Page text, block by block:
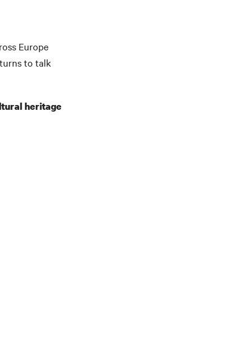
Europe
to talk
heritage